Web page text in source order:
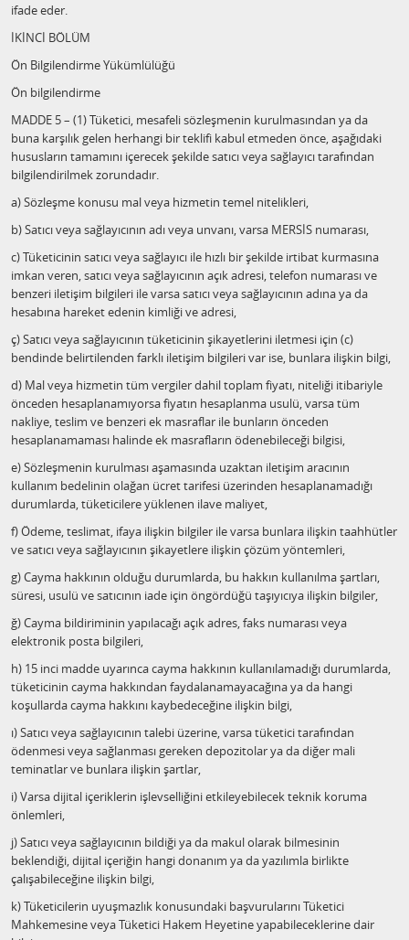
ifade eder.
İKİNCİ BÖLÜM
Ön Bilgilendirme Yükümlülüğü
Ön bilgilendirme
MADDE 5 – (1) Tüketici, mesafeli sözleşmenin kurulmasından ya da
buna karşılık gelen herhangi bir teklifi kabul etmeden önce, aşağıdaki
hususların tamamını içerecek şekilde satıcı veya sağlayıcı tarafından
bilgilendirilmek zorundadır.
a) Sözleşme konusu mal veya hizmetin temel nitelikleri,
b) Satıcı veya sağlayıcının adı veya unvanı, varsa MERSİS numarası,
c) Tüketicinin satıcı veya sağlayıcı ile hızlı bir şekilde irtibat kurmasına
imkan veren, satıcı veya sağlayıcının açık adresi, telefon numarası ve
benzeri iletişim bilgileri ile varsa satıcı veya sağlayıcının adına ya da
hesabına hareket edenin kimliği ve adresi,
ç) Satıcı veya sağlayıcının tüketicinin şikayetlerini iletmesi için (c)
bendinde belirtilenden farklı iletişim bilgileri var ise, bunlara ilişkin bilgi,
d) Mal veya hizmetin tüm vergiler dahil toplam fiyatı, niteliği itibariyle
önceden hesaplanamıyorsa fiyatın hesaplanma usulü, varsa tüm
nakliye, teslim ve benzeri ek masraflar ile bunların önceden
hesaplanamaması halinde ek masrafların ödenebileceği bilgisi,
e) Sözleşmenin kurulması aşamasında uzaktan iletişim aracının
kullanım bedelinin olağan ücret tarifesi üzerinden hesaplanamadığı
durumlarda, tüketicilere yüklenen ilave maliyet,
f) Ödeme, teslimat, ifaya ilişkin bilgiler ile varsa bunlara ilişkin taahhütler
ve satıcı veya sağlayıcının şikayetlere ilişkin çözüm yöntemleri,
g) Cayma hakkının olduğu durumlarda, bu hakkın kullanılma şartları,
süresi, usulü ve satıcının iade için öngördüğü taşıyıcıya ilişkin bilgiler,
ğ) Cayma bildiriminin yapılacağı açık adres, faks numarası veya
elektronik posta bilgileri,
h) 15 inci madde uyarınca cayma hakkının kullanılamadığı durumlarda,
tüketicinin cayma hakkından faydalanamayacağına ya da hangi
koşullarda cayma hakkını kaybedeceğine ilişkin bilgi,
ı) Satıcı veya sağlayıcının talebi üzerine, varsa tüketici tarafından
ödenmesi veya sağlanması gereken depozitolar ya da diğer mali
teminatlar ve bunlara ilişkin şartlar,
i) Varsa dijital içeriklerin işlevselliğini etkileyebilecek teknik koruma
önlemleri,
j) Satıcı veya sağlayıcının bildiği ya da makul olarak bilmesinin
beklendiği, dijital içeriğin hangi donanım ya da yazılımla birlikte
çalışabileceğine ilişkin bilgi,
k) Tüketicilerin uyuşmazlık konusundaki başvurularını Tüketici
Mahkemesine veya Tüketici Hakem Heyetine yapabileceklerine dair